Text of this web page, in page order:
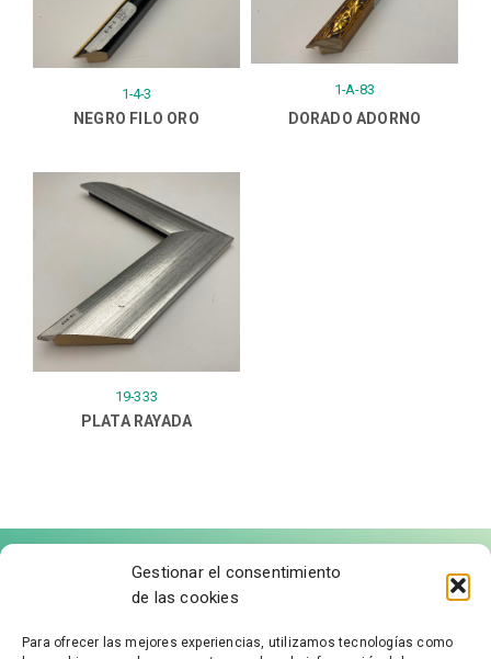
Gestionar el consentimiento
de las cookies
Para ofrecer las mejores experiencias, utilizamos tecnologías como
1-4-3
NEGRO FILO ORO
1-A-83
DORADO ADORNO
19-333
PLATA RAYADA